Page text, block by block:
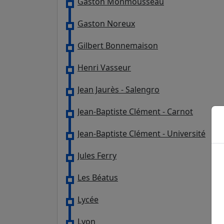
Gaston Noreux
Gilbert Bonnemaison
Henri Vasseur
Jean Jaurès - Salengro
Jean-Baptiste Clément - Carnot
Jean-Baptiste Clément - Université
Jules Ferry
Les Béatus
Lycée
Lyon